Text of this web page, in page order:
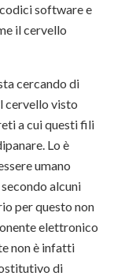
software e
il cervello
cercando di
cervello visto
a cui questi fili
Lo è
umano
alcuni
per questo non
elettronico
non è infatti
di